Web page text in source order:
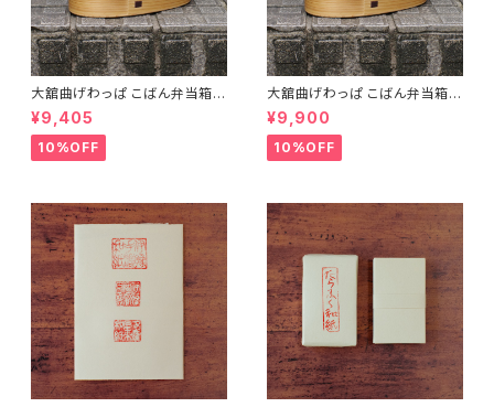
大舘曲げわっぱ こばん弁当箱
（小） りょうび庵 秋田県大舘市
【伝統的工芸品】【民藝品】【ギフ
ト プレゼント】【父の日 お誕生
日】
¥9,405
10%OFF
大舘曲げわっぱ こばん弁当箱
（中） りょうび庵 秋田県大舘市
【伝統的工芸品】【民藝品】【ギフ
ト プレゼント】【父の日 お誕生
日】
¥9,900
10%OFF